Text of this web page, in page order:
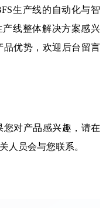
生产线的自动化与智
产线整体解决方案感兴
品优势，欢迎后台留言
对产品感兴趣，请在
人员会与您联系。